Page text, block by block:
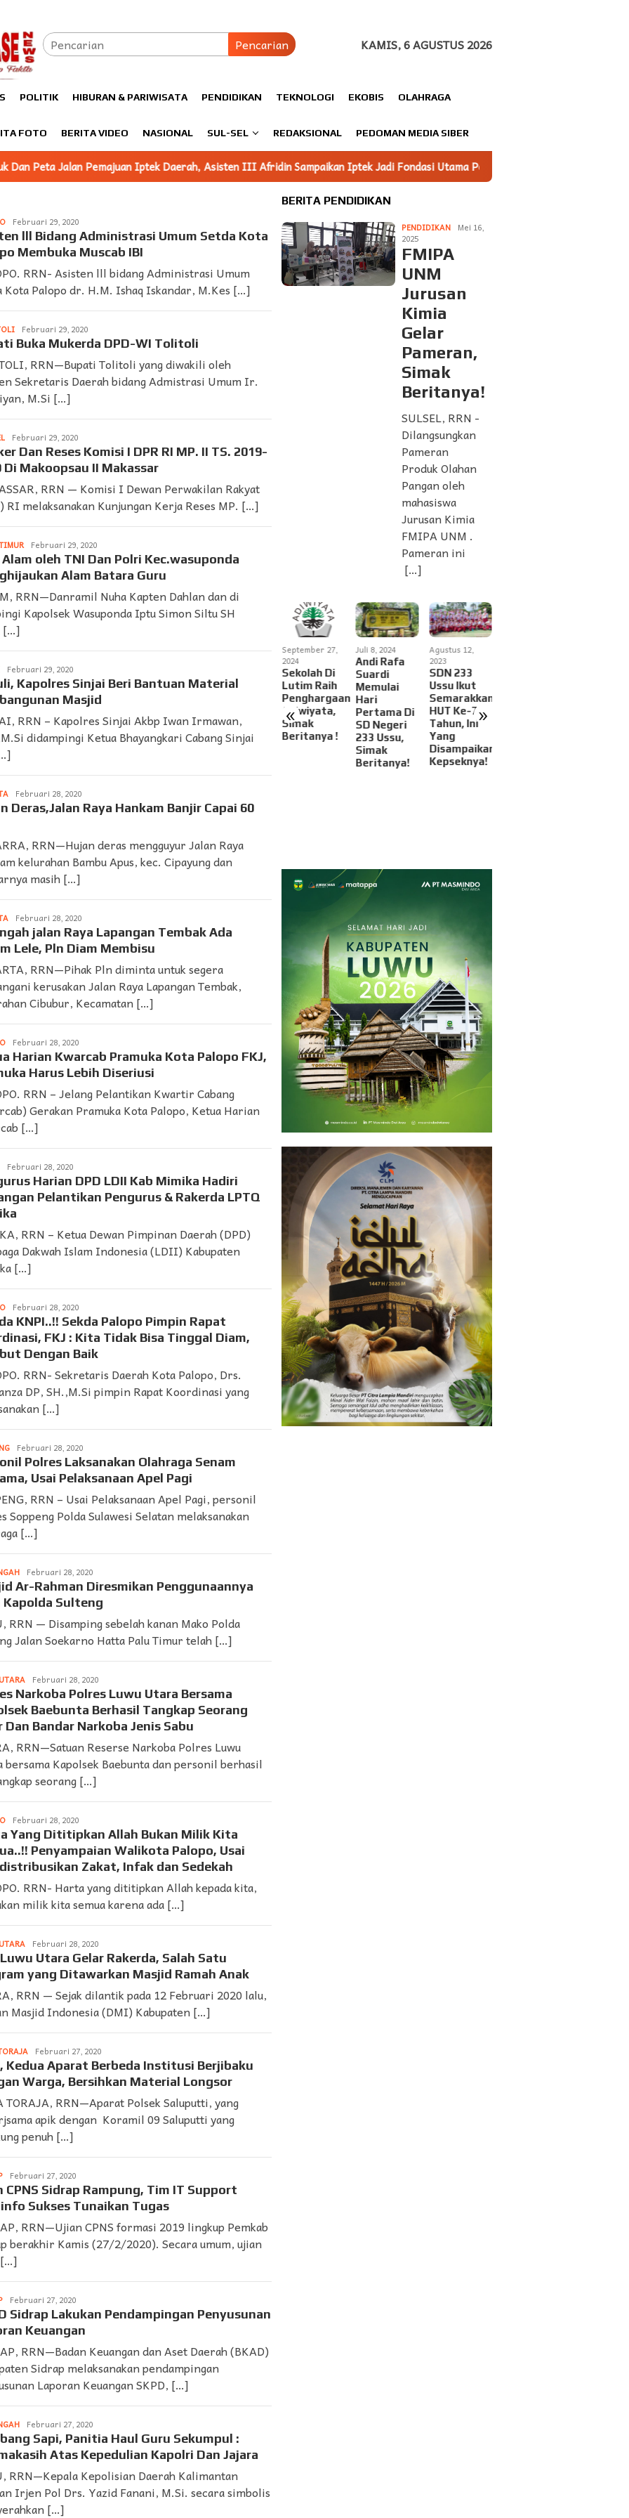
Pencarian KAMIS, 6 AGUSTUS 2026
POLITIK HIBURAN & PARIWISATA PENDIDIKAN TEKNOLOGI EKOBIS OLAHRAGA
FOTO BERITA VIDEO NASIONAL SUL-SEL REDAKSIONAL PEDOMAN MEDIA SIBER
Iptek Daerah, Asisten III Afridin Sampaikan Iptek Jadi Fondasi Utama Pembangunan Mahasiswa KKN Unhas
LAPORAN
➨
SUARDI
Februari 29, 2020
lll Bidang Administrasi Umum Setda Kota
Membuka Muscab IBI
RRN- Asisten lll bidang Administrasi Umum
Kota Palopo dr. H.M. Ishaq Iskandar, M.Kes […]
LAPORAN
➨
SUARDI
Februari 29, 2020
Buka Mukerda DPD-WI Tolitoli
RRN—Bupati Tolitoli yang diwakili oleh
Sekretaris Daerah bidang Admistrasi Umum Ir.
M.Si […]
LAPORAN
➨
SUARDI
Februari 29, 2020
Dan Reses Komisi I DPR RI MP. II TS. 2019-
Di Makoopsau II Makassar
RRN — Komisi I Dewan Perwakilan Rakyat
RI melaksanakan Kunjungan Kerja Reses MP. […]
LAPORAN
➨
SUARDI
Februari 29, 2020
oleh TNI Dan Polri Kec.wasuponda
Alam Batara Guru
RRN—Danramil Nuha Kapten Dahlan dan di
Kapolsek Wasuponda Iptu Simon Siltu SH
[…]
LAPORAN
➨
SUARDI
Februari 29, 2020
Kapolres Sinjai Beri Bantuan Material
Masjid
RRN – Kapolres Sinjai Akbp Iwan Irmawan,
didampingi Ketua Bhayangkari Cabang Sinjai
LAPORAN
➨
SUARDI
Februari 28, 2020
Deras,Jalan Raya Hankam Banjir Capai 60
RRN—Hujan deras mengguyur Jalan Raya
kelurahan Bambu Apus, kec. Cipayung dan
masih […]
LAPORAN
➨
SUARDI
Februari 28, 2020
jalan Raya Lapangan Tembak Ada
Lele, Pln Diam Membisu
RRN—Pihak Pln diminta untuk segera
kerusakan Jalan Raya Lapangan Tembak,
Cibubur, Kecamatan […]
LAPORAN
➨
SUARDI
Februari 28, 2020
Harian Kwarcab Pramuka Kota Palopo FKJ,
Harus Lebih Diseriusi
RRN – Jelang Pelantikan Kwartir Cabang
Gerakan Pramuka Kota Palopo, Ketua Harian
[…]
LAPORAN
➨
SUARDI
Februari 28, 2020
Harian DPD LDII Kab Mimika Hadiri
Pelantikan Pengurus & Rakerda LPTQ
RRN – Ketua Dewan Pimpinan Daerah (DPD)
Dakwah Islam Indonesia (LDII) Kabupaten
[…]
LAPORAN
➨
SUARDI
Februari 28, 2020
KNPI..!! Sekda Palopo Pimpin Rapat
FKJ : Kita Tidak Bisa Tinggal Diam,
Dengan Baik
RRN- Sekretaris Daerah Kota Palopo, Drs.
DP, SH.,M.Si pimpin Rapat Koordinasi yang
[…]
LAPORAN
➨
SUARDI
Februari 28, 2020
Polres Laksanakan Olahraga Senam
Usai Pelaksanaan Apel Pagi
RRN – Usai Pelaksanaan Apel Pagi, personil
Soppeng Polda Sulawesi Selatan melaksanakan
[…]
LAPORAN
➨
SUARDI
Februari 28, 2020
Ar-Rahman Diresmikan Penggunaannya
Kapolda Sulteng
RRN — Disamping sebelah kanan Mako Polda
Jalan Soekarno Hatta Palu Timur telah […]
LAPORAN
➨
SUARDI
Februari 28, 2020
Narkoba Polres Luwu Utara Bersama
Baebunta Berhasil Tangkap Seorang
Dan Bandar Narkoba Jenis Sabu
RRN—Satuan Reserse Narkoba Polres Luwu
bersama Kapolsek Baebunta dan personil berhasil
seorang […]
LAPORAN
➨
SUARDI
Februari 28, 2020
Yang Dititipkan Allah Bukan Milik Kita
Penyampaian Walikota Palopo, Usai
Zakat, Infak dan Sedekah
RRN- Harta yang dititipkan Allah kepada kita,
milik kita semua karena ada […]
LAPORAN
➨
SUARDI
Februari 28, 2020
Utara Gelar Rakerda, Salah Satu
yang Ditawarkan Masjid Ramah Anak
RRN — Sejak dilantik pada 12 Februari 2020 lalu,
Masjid Indonesia (DMI) Kabupaten […]
LAPORAN
➨
SUARDI
Februari 27, 2020
Kedua Aparat Berbeda Institusi Berjibaku
Warga, Bersihkan Material Longsor
TORAJA, RRN—Aparat Polsek Saluputti, yang
apik dengan Koramil 09 Saluputti yang
penuh […]
LAPORAN
➨
SUARDI
Februari 27, 2020
CPNS Sidrap Rampung, Tim IT Support
Sukses Tunaikan Tugas
RRN—Ujian CPNS formasi 2019 lingkup Pemkab
berakhir Kamis (27/2/2020). Secara umum, ujian
LAPORAN
➨
SUARDI
Februari 27, 2020
Sidrap Lakukan Pendampingan Penyusunan
Keuangan
RRN—Badan Keuangan dan Aset Daerah (BKAD)
Sidrap melaksanakan pendampingan
Laporan Keuangan SKPD, […]
LAPORAN
➨
SUARDI
Februari 27, 2020
Sapi, Panitia Haul Guru Sekumpul :
Atas Kepedulian Kapolri Dan Jajara
RRN—Kepala Kepolisian Daerah Kalimantan
Irjen Pol Drs. Yazid Fanani, M.Si. secara simbolis
[…]
BERITA PENDIDIKAN
PENDIDIKAN
Mei 16,
2025
FMIPA
UNM
Jurusan
Kimia
Gelar
Pameran,
Simak
Beritanya!
SULSEL, RRN -
Dilangsungkan
Pameran
Produk Olahan
Pangan oleh
mahasiswa
Jurusan Kimia
FMIPA UNM .
Pameran ini
[…]
« »
1,
UNM
Tes
Di
6
Ini
Desember 1,
Pelatihan
Dasar
Bahasa
Mandarin
Bagi Calon
Lulusan
Kimis Sains
Desember 1,
Jurusan
Berikan
Pelatihan
Penyusunan
Berbasis
SMA 6
Oktober 24,
Jurusan
MIPA UNM
Laksanakan
PKM
Lampu
September 27,
2024
Sekolah Di
Lutim Raih
Penghargaan
Adiwiyata,
Simak
Beritanya !
Juli 8, 2024
Andi Rafa
Suardi
Memulai
Hari
Pertama Di
SD Negeri
233 Ussu,
Simak
Beritanya!
Agustus 12,
2023
SDN 233
Ussu Ikut
Semarakkan
HUT Ke-78
Tahun, Ini
Yang
Disampaikan
Kepseknya!